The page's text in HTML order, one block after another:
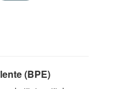
(BPE)